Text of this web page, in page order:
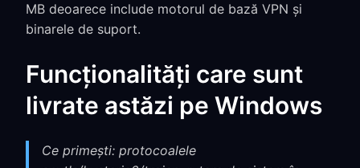
MB deoarece include motorul de bază VPN și
binarele de suport.
Funcționalități care sunt
livrate astăzi pe Windows
Ce primești: protocoalele